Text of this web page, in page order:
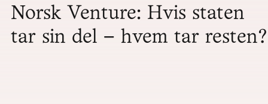
Norsk Venture: Hvis staten
tar sin del – hvem tar resten?